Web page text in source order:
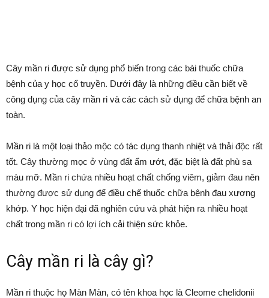
Cây mần ri được sử dụng phổ biến trong các bài thuốc chữa
bệnh của y học cổ truyền. Dưới đây là những điều cần biết về
công dụng của cây mần ri và các cách sử dụng để chữa bệnh an
toàn.
Mần ri là một loại thảo mộc có tác dụng thanh nhiệt và thải độc rất
tốt. Cây thường mọc ở vùng đất ẩm ướt, đặc biệt là đất phù sa
màu mỡ. Mần ri chứa nhiều hoạt chất chống viêm, giảm đau nên
thường được sử dụng để điều chế thuốc chữa bệnh đau xương
khớp. Y học hiện đại đã nghiên cứu và phát hiện ra nhiều hoạt
chất trong mần ri có lợi ích cải thiện sức khỏe.
Cây mần ri là cây gì?
Mần ri thuộc họ Màn Màn, có tên khoa học là Cleome chelidonii